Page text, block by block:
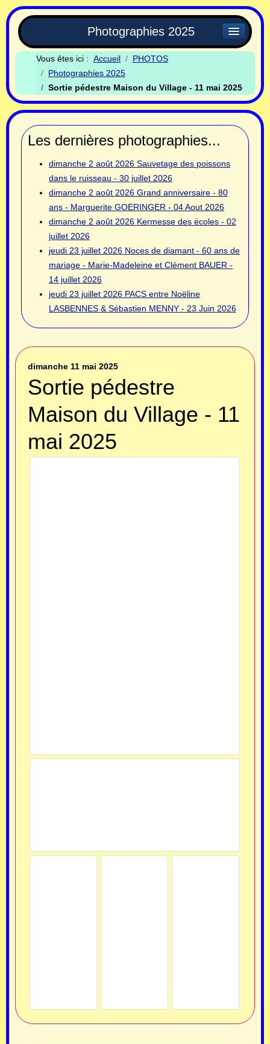
Photographies 2025
Vous êtes ici : Accueil
PHOTOS
Photographies 2025
Sortie pédestre Maison du Village - 11 mai 2025
Les dernières photographies...
dimanche 2 août 2026 Sauvetage des poissons
dans le ruisseau - 30 juillet 2026
dimanche 2 août 2026 Grand anniversaire - 80
ans - Marguerite GOERINGER - 04 Aout 2026
dimanche 2 août 2026 Kermesse des écoles - 02
juillet 2026
jeudi 23 juillet 2026 Noces de diamant - 60 ans de
mariage - Marie-Madeleine et Clément BAUER -
14 juillet 2026
jeudi 23 juillet 2026 PACS entre Noëline
LASBENNES & Sébastien MENNY - 23 Juin 2026
dimanche 11 mai 2025
Sortie pédestre
Maison du Village - 11
mai 2025